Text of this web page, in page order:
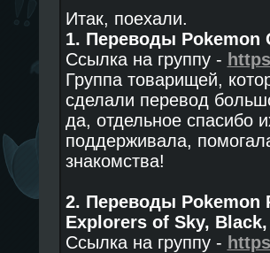
Итак, поехали.
1. Переводы Pokemon
Ссылка на группу -
Группа товарищей,
сделали перевод
да, отдельное спасибо
поддерживала,
знакомства!
2. Переводы Pokemon
Explorers of Sky,
Ссылка на группу -